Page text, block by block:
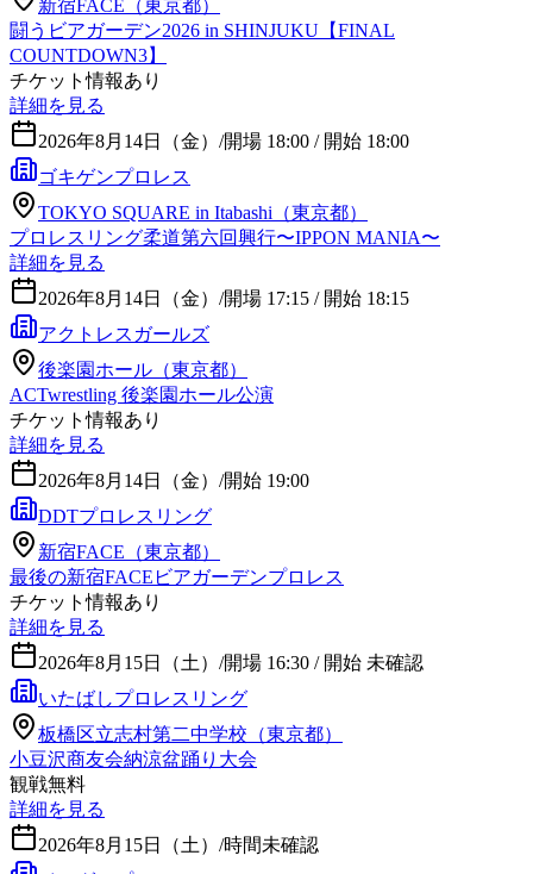
新宿FACE（東京都）
闘うビアガーデン2026 in SHINJUKU【FINAL
COUNTDOWN3】
チケット情報あり
詳細を見る
2026年8月14日（金） /開場 18:00 / 開始 18:00
ゴキゲンプロレス
TOKYO SQUARE in Itabashi（東京都）
プロレスリング柔道第六回興行〜IPPON MANIA〜
詳細を見る
2026年8月14日（金） /開場 17:15 / 開始 18:15
アクトレスガールズ
後楽園ホール（東京都）
ACTwrestling 後楽園ホール公演
チケット情報あり
詳細を見る
2026年8月14日（金） /開始 19:00
DDTプロレスリング
新宿FACE（東京都）
最後の新宿FACEビアガーデンプロレス
チケット情報あり
詳細を見る
2026年8月15日（土） /開場 16:30 / 開始 未確認
いたばしプロレスリング
板橋区立志村第二中学校（東京都）
小豆沢商友会納涼盆踊り大会
観戦無料
詳細を見る
2026年8月15日（土） /時間未確認